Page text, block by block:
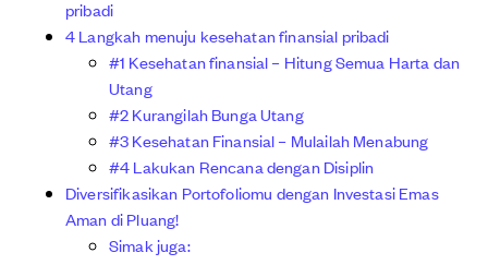
pribadi
4 Langkah menuju kesehatan finansial pribadi
#1 Kesehatan finansial – Hitung Semua Harta dan
Utang
#2 Kurangilah Bunga Utang
#3 Kesehatan Finansial – Mulailah Menabung
#4 Lakukan Rencana dengan Disiplin
Diversifikasikan Portofoliomu dengan Investasi Emas
Aman di Pluang!
Simak juga: